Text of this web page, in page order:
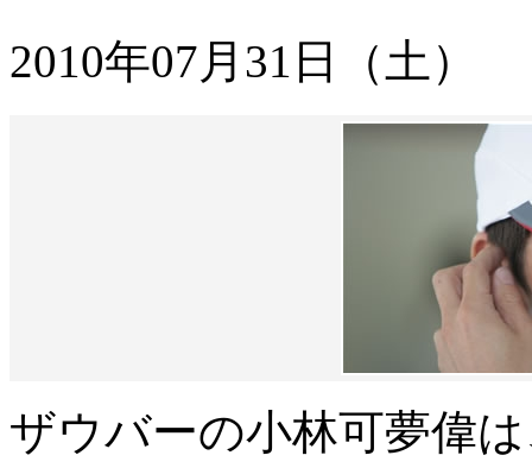
2010年07月31日（土）
ザウバーの小林可夢偉